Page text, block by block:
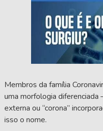
Membros da família
uma morfologia diferenciada
externa ou “corona”
isso o nome.